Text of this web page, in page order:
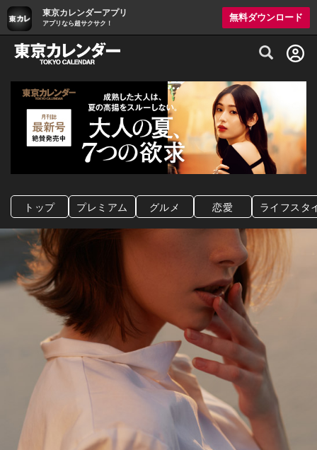
東京カレンダーアプリ
アプリなら超サクサク！
無料ダウンロード
グルメ情報・プレミアムレストラン予約
トップ プレミアム グルメ 恋愛 ライフスタ